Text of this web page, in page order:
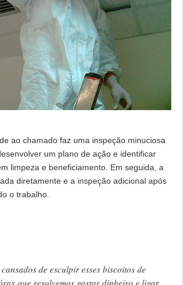
ao chamado faz uma inspeção minuciosa
um plano de ação e identificar
limpeza e beneficiamento. Em seguida, a
diretamente e a inspeção adicional após
o trabalho.
​​de esculpir esses biscoitos de
que resolvemos gastar dinheiro e ligar